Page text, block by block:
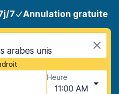
7 Annulation gratuite
arabes unis
Heure
11:00 AM